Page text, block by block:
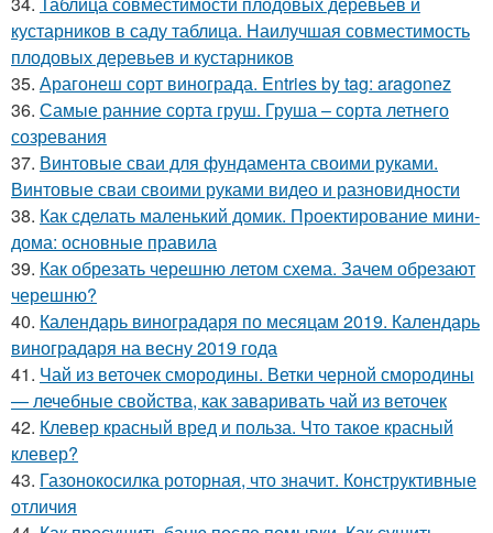
кустарников в саду таблица. Наилучшая совместимость
плодовых деревьев и кустарников
35. Арагонеш сорт винограда. Entries by tag: aragonez
36. Самые ранние сорта груш. Груша – сорта летнего
созревания
37. Винтовые сваи для фундамента своими руками.
Винтовые сваи своими руками видео и разновидности
38. Как сделать маленький домик. Проектирование мини-
дома: основные правила
39. Как обрезать черешню летом схема. Зачем обрезают
черешню?
40. Календарь виноградаря по месяцам 2019. Календарь
виноградаря на весну 2019 года
41. Чай из веточек смородины. Ветки черной смородины
— лечебные свойства, как заваривать чай из веточек
42. Клевер красный вред и польза. Что такое красный
клевер?
43. Газонокосилка роторная, что значит. Конструктивные
отличия